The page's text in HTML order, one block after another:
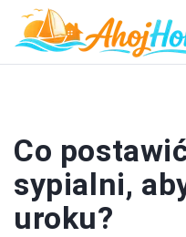
Co
sypialni,
uroku?